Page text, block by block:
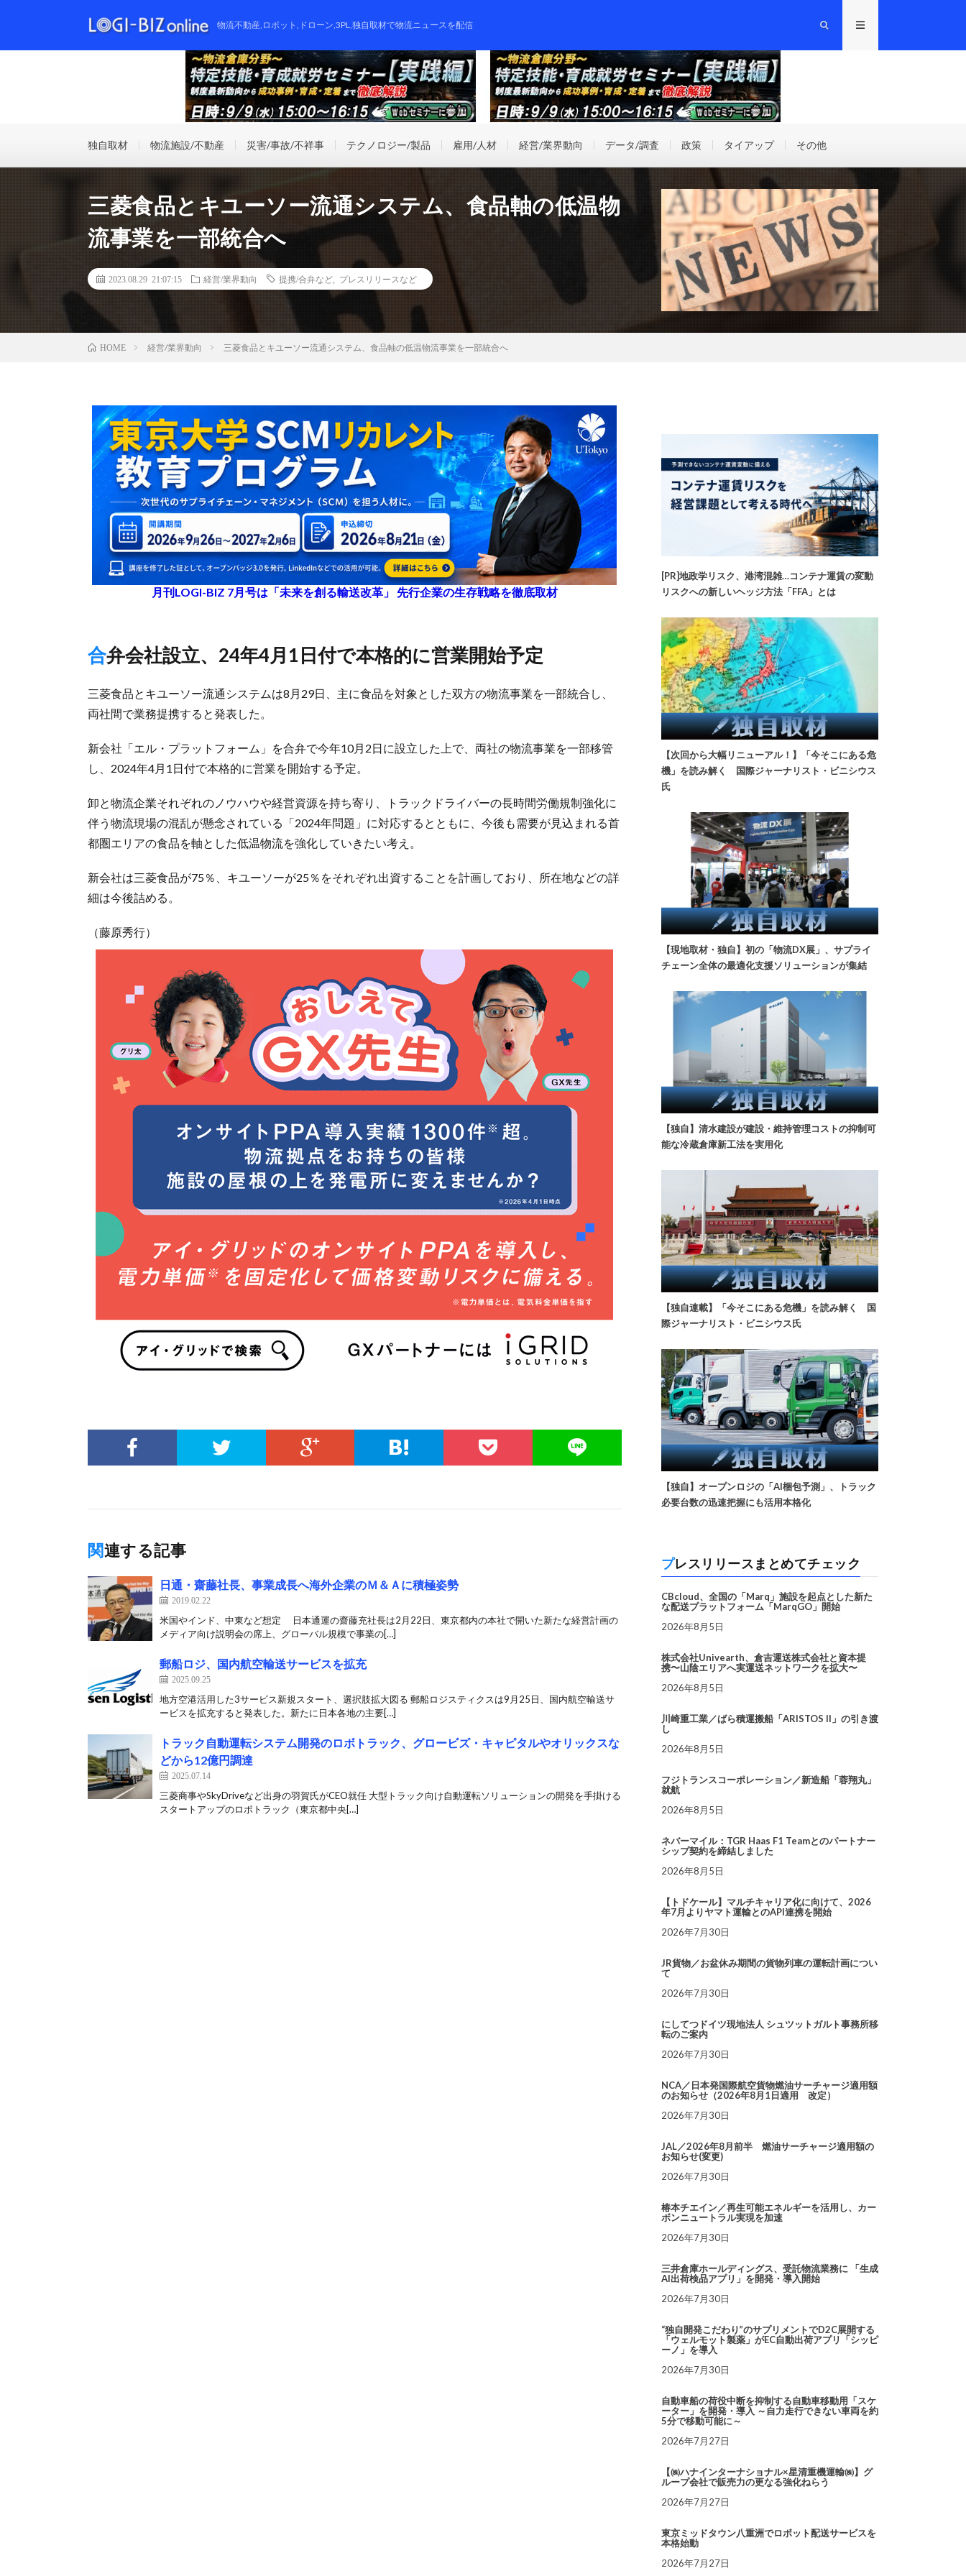
物流不動産,ロボット,ドローン,3PL,独自取材で物流ニュースを配信
独自取材 物流施設/不動産 災害/事故/不祥事 テクノロジー/製品 雇用/人材 経営/業界動向 データ/調査 政策 タイアップ その他
三菱食品とキユーソー流通システム、食品軸の低温物
流事業を一部統合へ
2023.08.29 21:07:15 経営/業界動向 提携/合弁など プレスリリースなど
HOME 経営/業界動向 三菱食品とキユーソー流通システム、食品軸の低温物流事業を一部統合へ
月刊LOGI-BIZ 7月号は「未来を創る輸送改革」 先行企業の生存戦略を徹底取材
合弁会社設立、24年4月1日付で本格的に営業開始予定
三菱食品とキユーソー流通システムは8月29日、主に食品を対象とした双方の物流事業を一部統合し、
両社間で業務提携すると発表した。
新会社「エル・プラットフォーム」を合弁で今年10月2日に設立した上で、両社の物流事業を一部移管
し、2024年4月1日付で本格的に営業を開始する予定。
卸と物流企業それぞれのノウハウや経営資源を持ち寄り、トラックドライバーの長時間労働規制強化に
伴う物流現場の混乱が懸念されている「2024年問題」に対応するとともに、今後も需要が見込まれる首
都圏エリアの食品を軸とした低温物流を強化していきたい考え。
新会社は三菱食品が75％、キユーソーが25％をそれぞれ出資することを計画しており、所在地などの詳
細は今後詰める。
（藤原秀行）
関連する記事
日通・齋藤社長、事業成長へ海外企業のＭ＆Ａに積極姿勢
2019.02.22
米国やインド、中東など想定 日本通運の齋藤充社長は2月22日、東京都内の本社で開いた新たな経営計画の
メディア向け説明会の席上、グローバル規模で事業の[…]
郵船ロジ、国内航空輸送サービスを拡充
2025.09.25
地方空港活用した3サービス新規スタート、選択肢拡大図る 郵船ロジスティクスは9月25日、国内航空輸送サ
ービスを拡充すると発表した。新たに日本各地の主要[…]
トラック自動運転システム開発のロボトラック、グロービズ・キャピタルやオリックスな
どから12億円調達
2025.07.14
三菱商事やSkyDriveなど出身の羽賀氏がCEO就任 大型トラック向け自動運転ソリューションの開発を手掛ける
スタートアップのロボトラック（東京都中央[…]
[PR]地政学リスク、港湾混雑…コンテナ運賃の変動
リスクへの新しいヘッジ方法「FFA」とは
【次回から大幅リニューアル！】「今そこにある危
機」を読み解く 国際ジャーナリスト・ビニシウス
氏
【現地取材・独自】初の「物流DX展」、サプライ
チェーン全体の最適化支援ソリューションが集結
【独自】清水建設が建設・維持管理コストの抑制可
能な冷蔵倉庫新工法を実用化
【独自連載】「今そこにある危機」を読み解く 国
際ジャーナリスト・ビニシウス氏
【独自】オープンロジの「AI梱包予測」、トラック
必要台数の迅速把握にも活用本格化
プレスリリースまとめてチェック
CBcloud、全国の「Marq」施設を起点とした新た
な配送プラットフォーム「MarqGO」開始
2026年8月5日
株式会社Univearth、倉吉運送株式会社と資本提
携〜山陰エリアへ実運送ネットワークを拡大〜
2026年8月5日
川崎重工業／ばら積運搬船「ARISTOS II」の引き渡
し
2026年8月5日
フジトランスコーポレーション／新造船「蓉翔丸」
就航
2026年8月5日
ネバーマイル：TGR Haas F1 Teamとのパートナー
シップ契約を締結しました
2026年8月5日
【トドケール】マルチキャリア化に向けて、2026
年7月よりヤマト運輸とのAPI連携を開始
2026年7月30日
JR貨物／お盆休み期間の貨物列車の運転計画につい
て
2026年7月30日
にしてつドイツ現地法人 シュツットガルト事務所移
転のご案内
2026年7月30日
NCA／日本発国際航空貨物燃油サーチャージ適用額
のお知らせ（2026年8月1日適用 改定）
2026年7月30日
JAL／2026年8月前半 燃油サーチャージ適用額の
お知らせ(変更)
2026年7月30日
椿本チエイン／再生可能エネルギーを活用し、カー
ボンニュートラル実現を加速
2026年7月30日
三井倉庫ホールディングス、受託物流業務に 「生成
AI出荷検品アプリ」を開発・導入開始
2026年7月30日
“独自開発こだわり”のサプリメントでD2C展開する
「ウェルモット製薬」がEC自動出荷アプリ「シッピ
ーノ」を導入
2026年7月30日
自動車船の荷役中断を抑制する自動車移動用「スケ
ーター」を開発・導入 ～自力走行できない車両を約
5分で移動可能に～
2026年7月27日
【㈱ハナインターナショナル×星清重機運輸㈱】グ
ループ会社で販売力の更なる強化ねらう
2026年7月27日
東京ミッドタウン八重洲でロボット配送サービスを
本格始動
2026年7月27日